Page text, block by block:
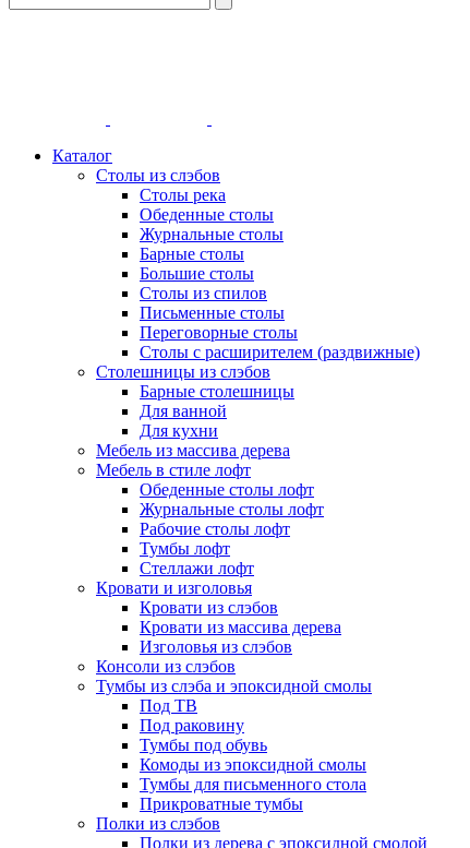
Каталог
Столы из слэбов
Столы река
Обеденные столы
Журнальные столы
Барные столы
Большие столы
Столы из спилов
Письменные столы
Переговорные столы
Столы с расширителем (раздвижные)
Столешницы из слэбов
Барные столешницы
Для ванной
Для кухни
Мебель из массива дерева
Мебель в стиле лофт
Обеденные столы лофт
Журнальные столы лофт
Рабочие столы лофт
Тумбы лофт
Стеллажи лофт
Кровати и изголовья
Кровати из слэбов
Кровати из массива дерева
Изголовья из слэбов
Консоли из слэбов
Тумбы из слэба и эпоксидной смолы
Под ТВ
Под раковину
Тумбы под обувь
Комоды из эпоксидной смолы
Тумбы для письменного стола
Прикроватные тумбы
Полки из слэбов
Полки из дерева с эпоксидной смолой